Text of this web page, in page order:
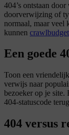
404’s ontstaan
doorverwijzing of
normaal, maar veel
kunnen crawlbudget
Een goede
Toon een
verwijs naar
bezoeker op je site.
404-statuscode
404 versus